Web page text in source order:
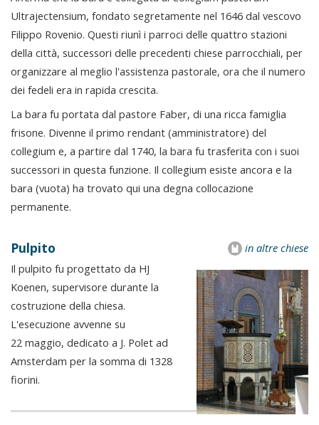
Ultrajectensium, fondato segretamente nel 1646 dal vescovo
Filippo Rovenio. Questi riunì i parroci delle quattro stazioni
della città, successori delle precedenti chiese parrocchiali, per
organizzare al meglio l'assistenza pastorale, ora che il numero
dei fedeli era in rapida crescita.
La bara fu portata dal pastore Faber, di una ricca famiglia
frisone. Divenne il primo rendant (amministratore) del
collegium e, a partire dal 1740, la bara fu trasferita con i suoi
successori in questa funzione. Il collegium esiste ancora e la
bara (vuota) ha trovato qui una degna collocazione
permanente.
in altre chiese
Pulpito
Il pulpito fu progettato da HJ
Koenen, supervisore durante la
costruzione della chiesa.
L'esecuzione avvenne su
22 maggio, dedicato a J. Polet ad
Amsterdam per la somma di 1328
fiorini.